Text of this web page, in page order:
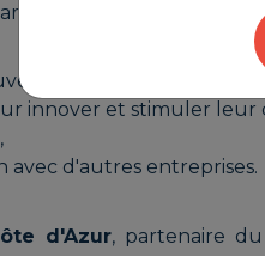
tels que :
technologies,
innover et stimuler leur
avec d'autres entreprises.
d'Azur, partenaire